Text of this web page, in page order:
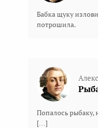
Бабка щуку
потрошила.
Попалось рыбаку,
[…]